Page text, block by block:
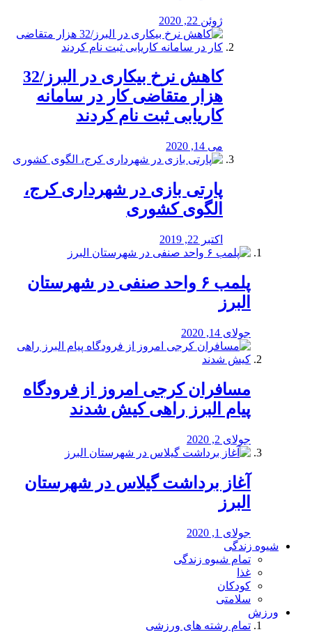
ژوئن 22, 2020
کاهش نرخ بیکاری در البرز/32
هزار متقاضی کار در سامانه
کاریابی ثبت نام کردند
می 14, 2020
پارتی بازی در شهرداری کرج،
الگوی کشوری
اکتبر 22, 2019
پلمب ۶ واحد صنفی در شهرستان
البرز
جولای 14, 2020
مسافران کرجی امروز از فرودگاه
پیام البرز راهی کیش شدند
جولای 2, 2020
آغاز برداشت گیلاس در شهرستان
البرز
جولای 1, 2020
شیوه زندگی
تمام شیوه زندگی
غذا
کودکان
سلامتی
ورزش
تمام رشته های ورزشی